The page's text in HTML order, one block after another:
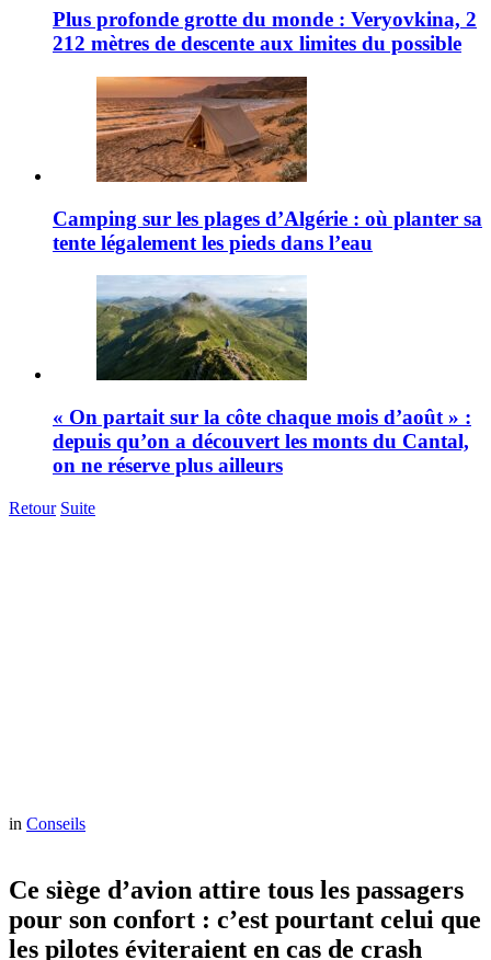
Plus profonde grotte du monde : Veryovkina, 2
212 mètres de descente aux limites du possible
Camping sur les plages d’Algérie : où planter sa
tente légalement les pieds dans l’eau
« On partait sur la côte chaque mois d’août » :
depuis qu’on a découvert les monts du Cantal,
on ne réserve plus ailleurs
Retour Suite
in Conseils
Ce siège d’avion attire tous les passagers
pour son confort : c’est pourtant celui que
les pilotes éviteraient en cas de crash